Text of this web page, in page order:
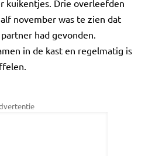
kuikentjes. Drie overleefden
november was te zien dat
had gevonden.
in de kast en regelmatig is